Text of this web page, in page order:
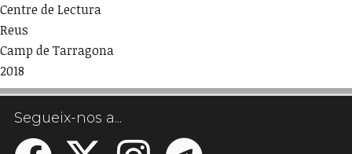
Centre de Lectura
Reus
Camp de Tarragona
2018
Segueix-nos a...